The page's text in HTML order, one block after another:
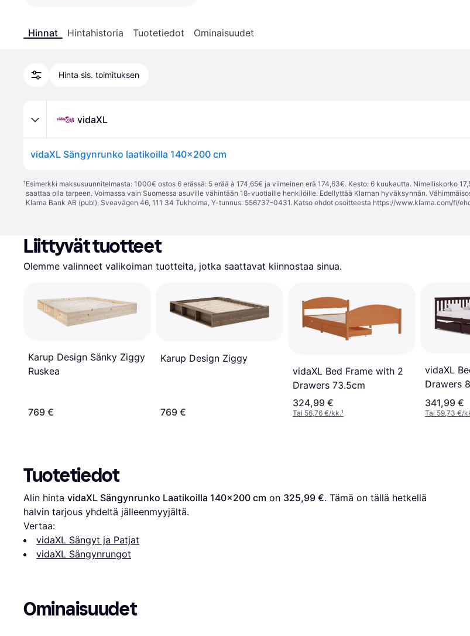
Hinnat Hintahistoria Tuotetiedot Ominaisuudet
Hinta sis. toimituksen
vidaXL
vidaXL Sängynrunko laatikoilla 140x200 cm
¹Esimerkki maksusuunnitelmasta: 1000€ ostos 6 erässä: 5 erää à 174,65€ ja viimeinen erä 174,63€. Kesto: 6 kuukautta. Nimelliskorko
saattaa olla tarpeen. Voimassa vain Suomessa asuville vähintään 18-vuotiaille henkilöille. Edellyttää Klarnan hyväksynnän.
Klarna Bank AB (publ), Sveavägen 46, 111 34 Tukholma, Y-tunnus: 556737-0431. Katso ehdot osoitteesta https://www.klarna.com/fi/
Liittyvät tuotteet
Olemme valinneet valikoiman tuotteita, jotka saattavat kiinnostaa sinua.
Karup Design Sänky Ziggy
Ruskea
769 €
Karup Design Ziggy
769 €
vidaXL Bed Frame with 2
Drawers 73.5cm
324,99 €
Tai 56,76 €/kk.¹
vidaXL
Drawers
341,99 €
Tai 59,73 €/
Tuotetiedot
Alin hinta vidaXL Sängynrunko Laatikoilla 140x200 cm on 325,99 €. Tämä on tällä hetkellä
halvin tarjous yhdeltä jälleenmyyjältä.
Vertaa:
vidaXL Sängyt ja Patjat
vidaXL Sängynrungot
Ominaisuudet